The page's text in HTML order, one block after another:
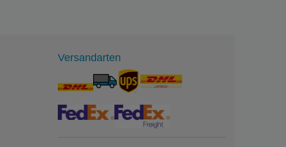
Versandarten